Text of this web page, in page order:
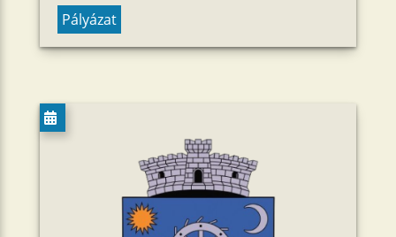
Pályázat